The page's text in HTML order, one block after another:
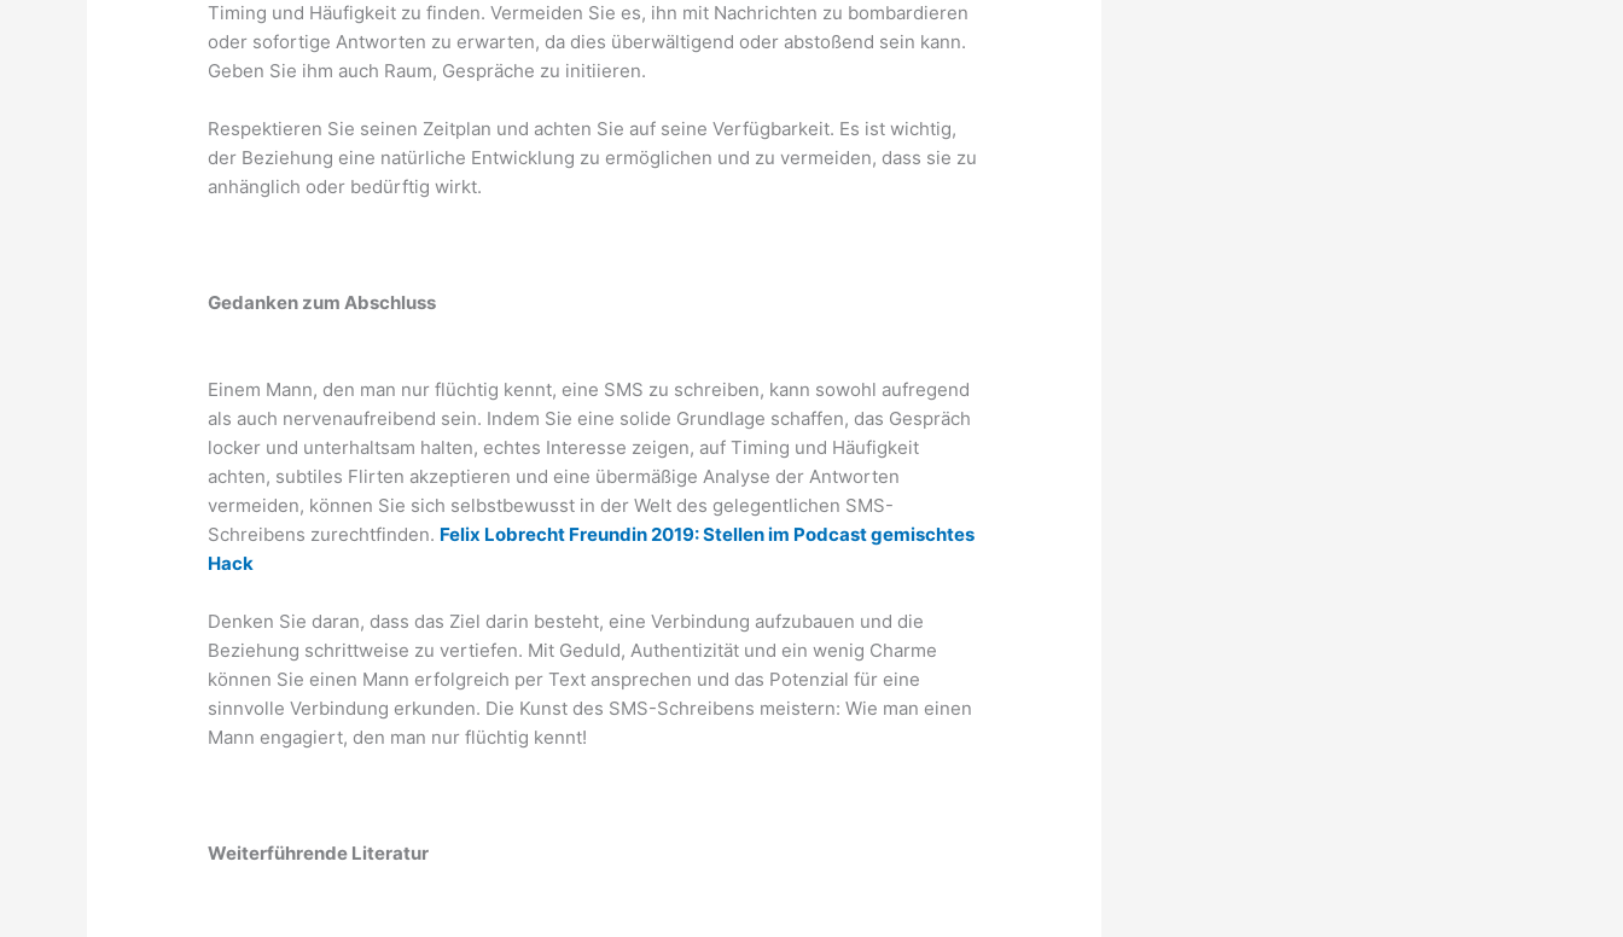
Timing und Häufigkeit zu finden. Vermeiden Sie es, ihn mit Nachrichten zu bombardieren
oder sofortige Antworten zu erwarten, da dies überwältigend oder abstoßend sein kann.
Geben Sie ihm auch Raum, Gespräche zu initiieren.
Respektieren Sie seinen Zeitplan und achten Sie auf seine Verfügbarkeit. Es ist wichtig,
der Beziehung eine natürliche Entwicklung zu ermöglichen und zu vermeiden, dass sie zu
anhänglich oder bedürftig wirkt.
Gedanken zum Abschluss
Einem Mann, den man nur flüchtig kennt, eine SMS zu schreiben, kann sowohl aufregend
als auch nervenaufreibend sein. Indem Sie eine solide Grundlage schaffen, das Gespräch
locker und unterhaltsam halten, echtes Interesse zeigen, auf Timing und Häufigkeit
achten, subtiles Flirten akzeptieren und eine übermäßige Analyse der Antworten
vermeiden, können Sie sich selbstbewusst in der Welt des gelegentlichen SMS-
Schreibens zurechtfinden. Felix Lobrecht Freundin 2019: Stellen im Podcast gemischtes
Hack
Denken Sie daran, dass das Ziel darin besteht, eine Verbindung aufzubauen und die
Beziehung schrittweise zu vertiefen. Mit Geduld, Authentizität und ein wenig Charme
können Sie einen Mann erfolgreich per Text ansprechen und das Potenzial für eine
sinnvolle Verbindung erkunden. Die Kunst des SMS-Schreibens meistern: Wie man einen
Mann engagiert, den man nur flüchtig kennt!
Weiterführende Literatur